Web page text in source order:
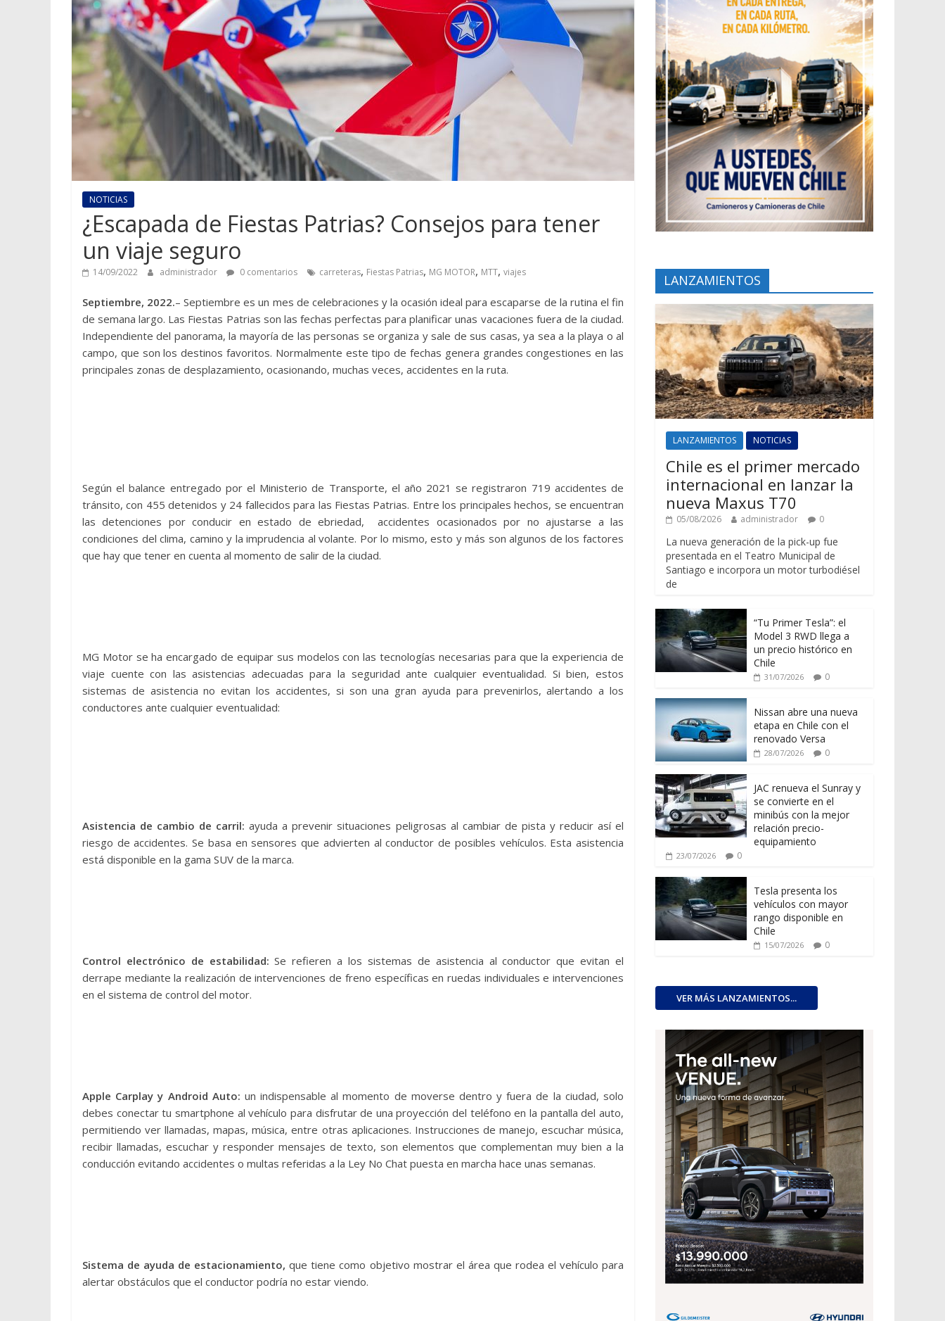
NOTICIAS
¿Escapada de Fiestas Patrias? Consejos para tener
un viaje seguro
14/09/2022 administrador 0 comentarios carreteras, Fiestas Patrias, MG MOTOR, MTT, viajes
Septiembre, 2022.– Septiembre es un mes de celebraciones y la ocasión ideal para escaparse de la rutina el fin
de semana largo. Las Fiestas Patrias son las fechas perfectas para planificar unas vacaciones fuera de la ciudad.
Independiente del panorama, la mayoría de las personas se organiza y sale de sus casas, ya sea a la playa o al
campo, que son los destinos favoritos. Normalmente este tipo de fechas genera grandes congestiones en las
principales zonas de desplazamiento, ocasionando, muchas veces, accidentes en la ruta.
Según el balance entregado por el Ministerio de Transporte, el año 2021 se registraron 719 accidentes de
tránsito, con 455 detenidos y 24 fallecidos para las Fiestas Patrias. Entre los principales hechos, se encuentran
las detenciones por conducir en estado de ebriedad, accidentes ocasionados por no ajustarse a las
condiciones del clima, camino y la imprudencia al volante. Por lo mismo, esto y más son algunos de los factores
que hay que tener en cuenta al momento de salir de la ciudad.
MG Motor se ha encargado de equipar sus modelos con las tecnologías necesarias para que la experiencia de
viaje cuente con las asistencias adecuadas para la seguridad ante cualquier eventualidad. Si bien, estos
sistemas de asistencia no evitan los accidentes, si son una gran ayuda para prevenirlos, alertando a los
conductores ante cualquier eventualidad:
Asistencia de cambio de carril:ayuda a prevenir situaciones peligrosas al cambiar de pista y reducir así el
riesgo de accidentes. Se basa en sensores que advierten al conductor de posibles vehículos. Esta asistencia
está disponible en la gama SUV de la marca.
Control electrónico de estabilidad:Se refieren a los sistemas de asistencia al conductor que evitan el
derrape mediante la realización de intervenciones de freno específicas en ruedas individuales e intervenciones
en el sistema de control del motor.
Apple Carplay y Android Auto: un indispensable al momento de moverse dentro y fuera de la ciudad, solo
debes conectar tu smartphone al vehículo para disfrutar de una proyección del teléfono en la pantalla del auto,
permitiendo ver llamadas, mapas, música, entre otras aplicaciones. Instrucciones de manejo, escuchar música,
recibir llamadas, escuchar y responder mensajes de texto, son elementos que complementan muy bien a la
conducción evitando accidentes o multas referidas a la Ley No Chat puesta en marcha hace unas semanas.
Sistema de ayuda de estacionamiento,que tiene como objetivo mostrar el área que rodea el vehículo para
alertar obstáculos que el conductor podría no estar viendo.
LANZAMIENTOS
LANZAMIENTOS NOTICIAS
Chile es el primer mercado
internacional en lanzar la
nueva Maxus T70
05/08/2026 administrador 0
La nueva generación de la pick-up fue
presentada en el Teatro Municipal de
Santiago e incorpora un motor turbodiésel
de
“Tu Primer Tesla”: el
Model 3 RWD llega a
un precio histórico en
Chile
31/07/2026 0
Nissan abre una nueva
etapa en Chile con el
renovado Versa
28/07/2026 0
JAC renueva el Sunray y
se convierte en el
minibús con la mejor
relación precio-
equipamiento
23/07/2026 0
Tesla presenta los
vehículos con mayor
rango disponible en
Chile
15/07/2026 0
VER MÁS LANZAMIENTOS...